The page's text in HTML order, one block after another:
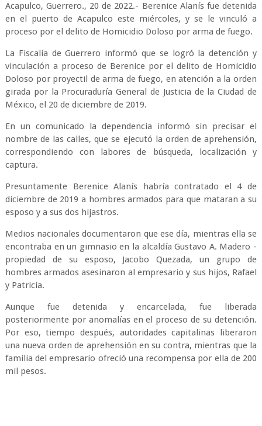
Acapulco, Guerrero., 20 de 2022.- Berenice Alanís fue detenida
en el puerto de Acapulco este miércoles, y se le vinculó a
proceso por el delito de Homicidio Doloso por arma de fuego.
La Fiscalía de Guerrero informó que se logró la detención y
vinculación a proceso de Berenice por el delito de Homicidio
Doloso por proyectil de arma de fuego, en atención a la orden
girada por la Procuraduría General de Justicia de la Ciudad de
México, el 20 de diciembre de 2019.
En un comunicado la dependencia informó sin precisar el
nombre de las calles, que se ejecutó la orden de aprehensión,
correspondiendo con labores de búsqueda, localización y
captura.
Presuntamente Berenice Alanís habría contratado el 4 de
diciembre de 2019 a hombres armados para que mataran a su
esposo y a sus dos hijastros.
Medios nacionales documentaron que ese día, mientras ella se
encontraba en un gimnasio en la alcaldía Gustavo A. Madero -
propiedad de su esposo, Jacobo Quezada, un grupo de
hombres armados asesinaron al empresario y sus hijos, Rafael
y Patricia.
Aunque fue detenida y encarcelada, fue liberada
posteriormente por anomalías en el proceso de su detención.
Por eso, tiempo después, autoridades capitalinas liberaron
una nueva orden de aprehensión en su contra, mientras que la
familia del empresario ofreció una recompensa por ella de 200
mil pesos.